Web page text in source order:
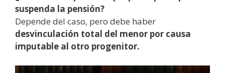
suspenda la pensión?
Depende del caso, pero debe haber
desvinculación total del menor por causa
imputable al otro progenitor.